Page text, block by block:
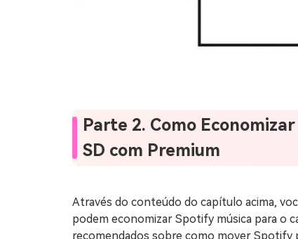
Parte 2. Como
SD com Premium
Através do conteúdo do capítulo acima,
podem economizar Spotify música para o
recomendados sobre como mover Spotify